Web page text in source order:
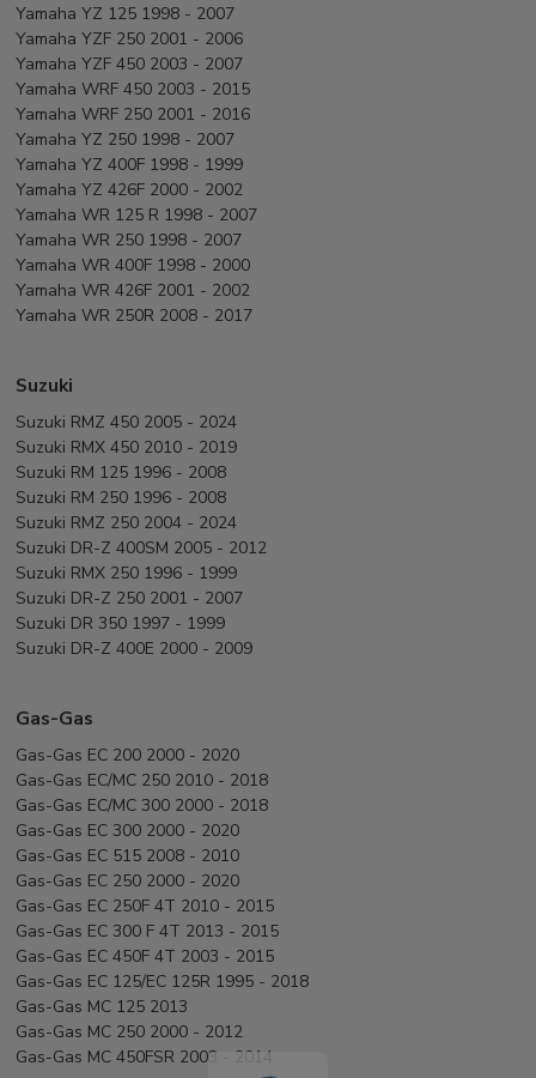
Yamaha YZ 125 1998 - 2007
Yamaha YZF 250 2001 - 2006
Yamaha YZF 450 2003 - 2007
Yamaha WRF 450 2003 - 2015
Yamaha WRF 250 2001 - 2016
Yamaha YZ 250 1998 - 2007
Yamaha YZ 400F 1998 - 1999
Yamaha YZ 426F 2000 - 2002
Yamaha WR 125 R 1998 - 2007
Yamaha WR 250 1998 - 2007
Yamaha WR 400F 1998 - 2000
Yamaha WR 426F 2001 - 2002
Yamaha WR 250R 2008 - 2017
Suzuki
Suzuki RMZ 450 2005 - 2024
Suzuki RMX 450 2010 - 2019
Suzuki RM 125 1996 - 2008
Suzuki RM 250 1996 - 2008
Suzuki RMZ 250 2004 - 2024
Suzuki DR-Z 400SM 2005 - 2012
Suzuki RMX 250 1996 - 1999
Suzuki DR-Z 250 2001 - 2007
Suzuki DR 350 1997 - 1999
Suzuki DR-Z 400E 2000 - 2009
Gas-Gas
Gas-Gas EC 200 2000 - 2020
Gas-Gas EC/MC 250 2010 - 2018
Gas-Gas EC/MC 300 2000 - 2018
Gas-Gas EC 300 2000 - 2020
Gas-Gas EC 515 2008 - 2010
Gas-Gas EC 250 2000 - 2020
Gas-Gas EC 250F 4T 2010 - 2015
Gas-Gas EC 300 F 4T 2013 - 2015
Gas-Gas EC 450F 4T 2003 - 2015
Gas-Gas EC 125/EC 125R 1995 - 2018
Gas-Gas MC 125 2013
Gas-Gas MC 250 2000 - 2012
Gas-Gas MC 450FSR 2003 - 2014